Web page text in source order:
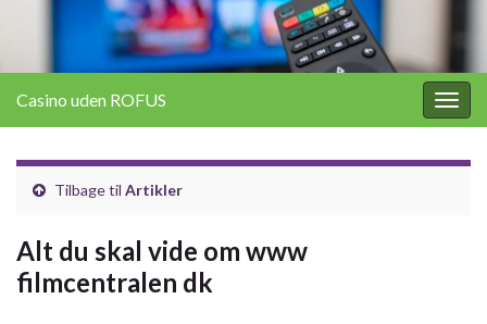
Casino uden ROFUS
Tilbage til Artikler
Alt du skal vide om www
filmcentralen dk